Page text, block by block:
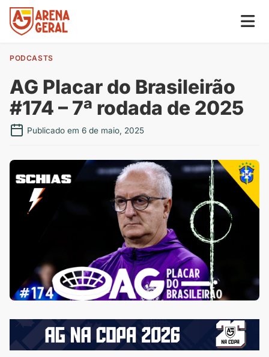
PODCASTS
AG Placar do Brasileirão
#174 – 7ª rodada de 2025
Publicado em 6 de maio, 2025